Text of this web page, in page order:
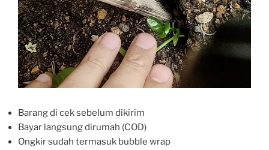
Barang di cek sebelum dikirim
Bayar langsung dirumah (COD)
Ongkir sudah termasuk bubble wrap